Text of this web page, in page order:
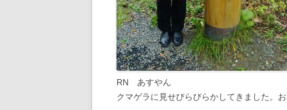
RN あすやん
クマゲラに見せびらびらかしてきました。